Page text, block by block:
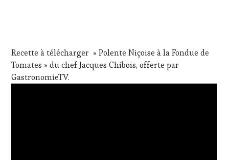
Recette à télécharger » Polente Niçoise à la Fondue de
Tomates » du chef Jacques Chibois, offerte par
GastronomieTV.